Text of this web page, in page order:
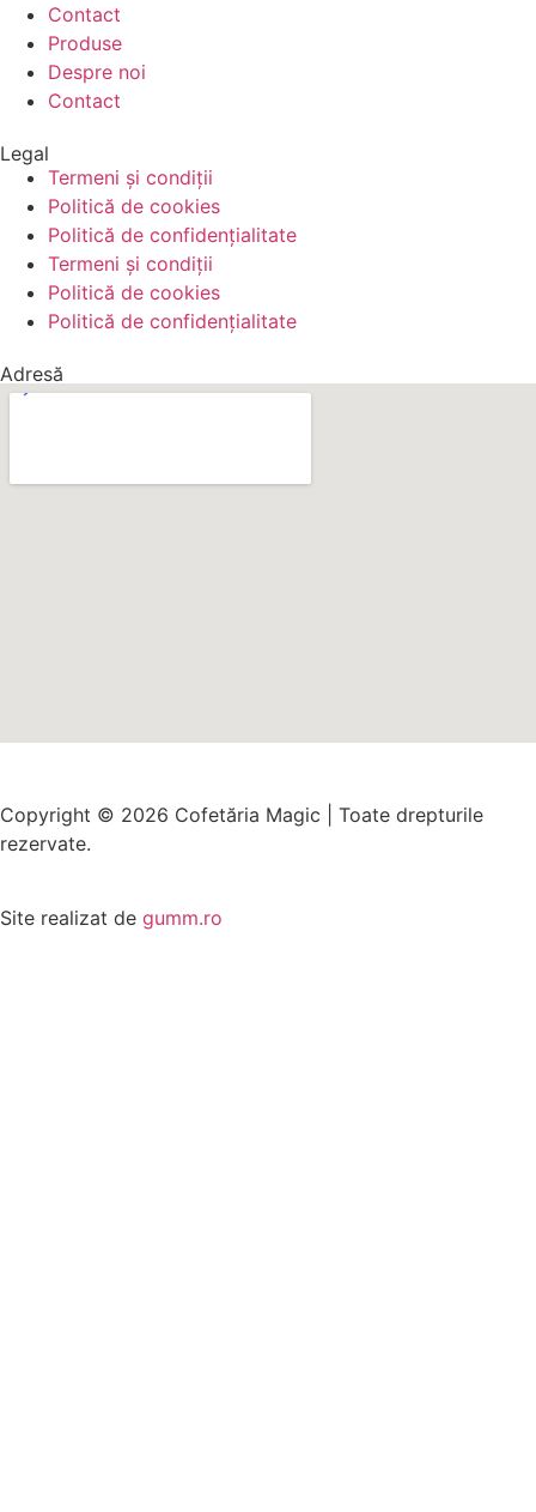
Contact
Produse
Despre noi
Contact
Legal
Termeni și condiții
Politică de cookies
Politică de confidențialitate
Termeni și condiții
Politică de cookies
Politică de confidențialitate
Adresă
Copyright © 2026 Cofetăria Magic | Toate drepturile
rezervate.
Site realizat de gumm.ro